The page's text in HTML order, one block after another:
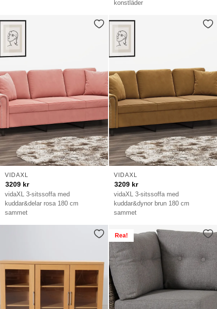
konstläder
vidaXL 3-sitssoffa med
kuddar&delar rosa 180 cm
sammet
VIDAXL
3209 kr
vidaXL 3-sitssoffa med
kuddar&dynor brun 180 cm
sammet
VIDAXL
3209 kr
Rea!